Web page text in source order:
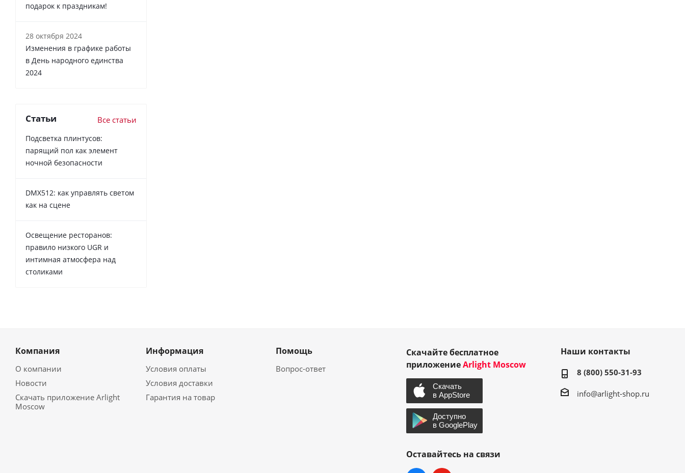
подарок к праздникам!
28 октября 2024
Изменения в графике работы
в День народного единства
2024
Статьи Все статьи
Подсветка плинтусов:
парящий пол как элемент
ночной безопасности
DMX512: как управлять светом
как на сцене
Освещение ресторанов:
правило низкого UGR и
интимная атмосфера над
столиками
Компания
О компании
Новости
Скачать приложение Arlight
Moscow
Информация
Условия оплаты
Условия доставки
Гарантия на товар
Помощь
Вопрос-ответ
Скачайте бесплатное
приложениеArlight Moscow
Оставайтесь на связи
Наши контакты
8 (800) 550-31-93
info@arlight-shop.ru